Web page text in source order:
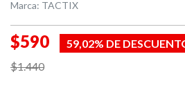
Marca: TACTIX
$590
59,02% DE
$1.440